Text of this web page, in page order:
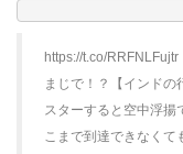
https://t.co/RRFNLFujtr
まじで！？【インドの
スターすると空中浮揚
こまで到達できなくて